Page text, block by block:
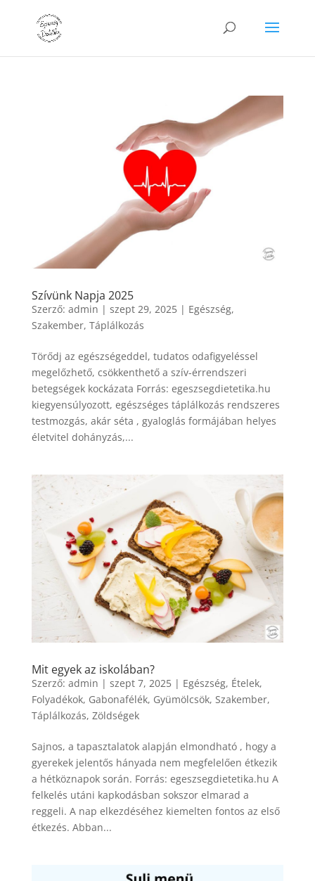
Szívünk Napja 2025
Szerző: admin | szept 29, 2025| Egészség,
Szakember, Táplálkozás
Törődj az egészségeddel, tudatos odafigyeléssel
megelőzhető, csökkenthető a szív-érrendszeri
betegségek kockázata Forrás: egeszsegdietetika.hu
kiegyensúlyozott, egészséges táplálkozás rendszeres
testmozgás, akár séta , gyaloglás formájában helyes
életvitel dohányzás,...
Mit egyek az iskolában?
Szerző: admin | szept 7, 2025| Egészség, Ételek,
Folyadékok, Gabonafélék, Gyümölcsök, Szakember,
Táplálkozás, Zöldségek
Sajnos, a tapasztalatok alapján elmondható , hogy a
gyerekek jelentős hányada nem megfelelően étkezik
a hétköznapok során. Forrás: egeszsegdietetika.hu A
felkelés utáni kapkodásban sokszor elmarad a
reggeli. A nap elkezdéséhez kiemelten fontos az első
étkezés. Abban...